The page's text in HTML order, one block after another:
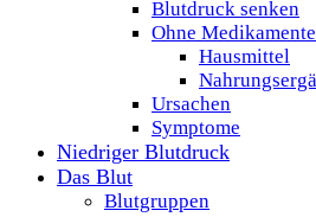
Blutdruck senken
Ohne Medikamente
Hausmittel
Ursachen
Symptome
Niedriger Blutdruck
Das Blut
Blutgruppen